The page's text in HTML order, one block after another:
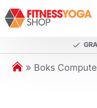
h
Boks